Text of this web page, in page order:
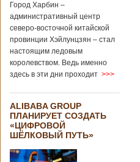
Город Харбин –
административный центр
северо-восточной китайской
провинции Хэйлунцзян – стал
настоящим ледовым
королевством. Ведь именно
здесь в эти дни проходит >>>
ALIBABA GROUP
ПЛАНИРУЕТ СОЗДАТЬ
«ЦИФРОВОЙ
ШЁЛКОВЫЙ ПУТЬ»